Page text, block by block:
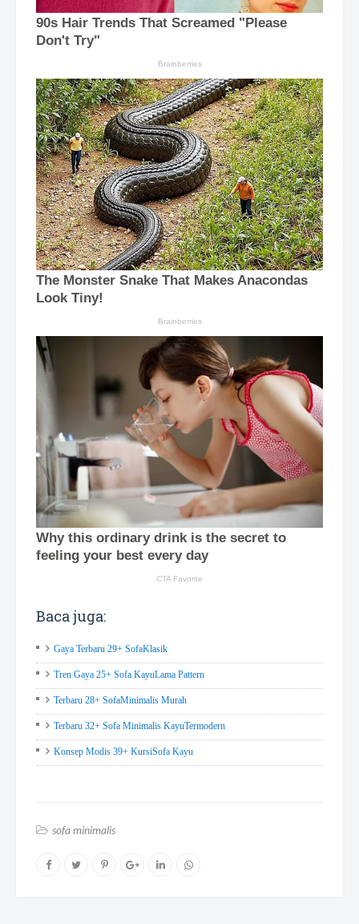
Baca juga:
Gaya Terbaru 29+ SofaKlasik
Tren Gaya 25+ Sofa KayuLama Pattern
Terbaru 28+ SofaMinimalis Murah
Terbaru 32+ Sofa Minimalis KayuTermodern
Konsep Modis 39+ KursiSofa Kayu
sofa minimalis